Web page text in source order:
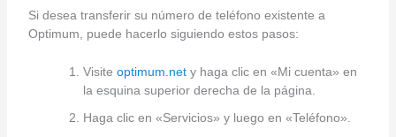
Si desea transferir su número de teléfono existente a
Optimum, puede hacerlo siguiendo estos pasos:
Visite optimum.nety haga clic en «Mi cuenta» en
la esquina superior derecha de la página.
Haga clic en «Servicios» y luego en «Teléfono».